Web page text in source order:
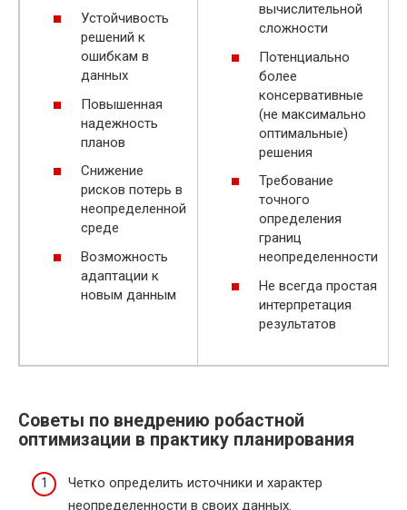
Устойчивость
решений к
ошибкам в
данных
Повышенная
надежность
планов
Снижение
рисков потерь в
неопределенной
среде
Возможность
адаптации к
новым данным
вычислительной
сложности
Потенциально
более
консервативные
(не максимально
оптимальные)
решения
Требование
точного
определения
границ
неопределенности
Не всегда простая
интерпретация
результатов
Советы по внедрению робастной
оптимизации в практику планирования
Четко определить источники и характер
неопределенности в своих данных.